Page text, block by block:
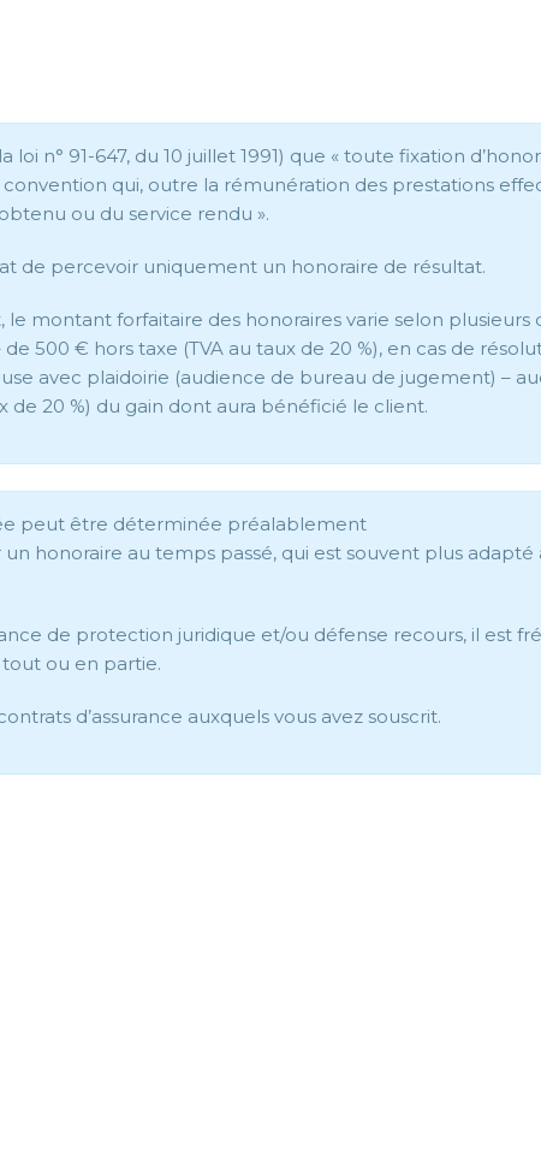
loi n° 91-647, du 10 juillet 1991) que « toute fixation
qui, outre la rémunération des prestations
ou du service rendu ».
de percevoir uniquement un honoraire de résultat.
le montant forfaitaire des honoraires varie selon
500 € hors taxe (TVA au taux de 20 %), en cas de
avec plaidoirie (audience de bureau de jugement) –
de 20 %) du gain dont aura bénéficié le client.
peut être déterminée préalablement
honoraire au temps passé, qui est souvent plus
de protection juridique et/ou défense recours, il est
ou en partie.
d’assurance auxquels vous avez souscrit.